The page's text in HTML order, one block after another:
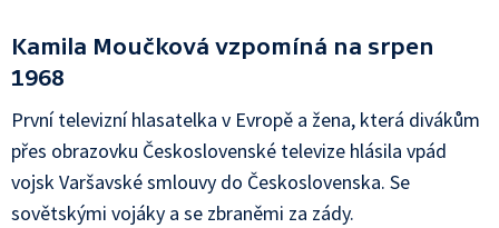
Kamila Moučková vzpomíná na srpen
1968
První televizní hlasatelka v Evropě a žena, která divákům
přes obrazovku Československé televize hlásila vpád
vojsk Varšavské smlouvy do Československa. Se
sovětskými vojáky a se zbraněmi za zády.